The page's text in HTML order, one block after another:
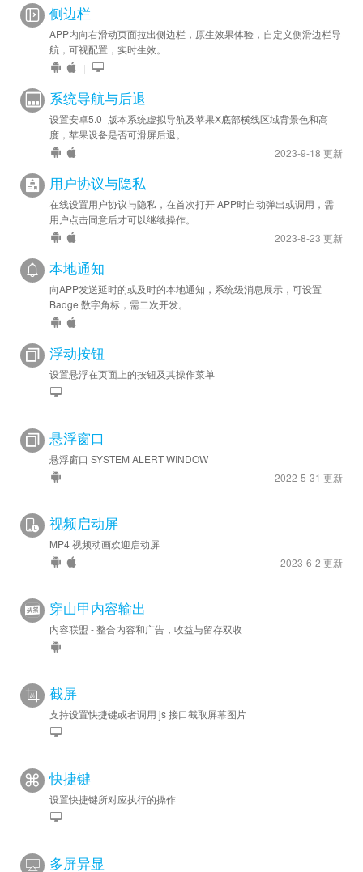
侧边栏
APP内向右滑动页面拉出侧边栏，原生效果体验，自定义侧滑边栏导
航，可视配置，实时生效。
|
系统导航与后退
设置安卓5.0+版本系统虚拟导航及苹果X底部横线区域背景色和高
度，苹果设备是否可滑屏后退。
2023-9-18 更新
用户协议与隐私
在线设置用户协议与隐私，在首次打开 APP时自动弹出或调用，需
用户点击同意后才可以继续操作。
2023-8-23 更新
本地通知
向APP发送延时的或及时的本地通知，系统级消息展示，可设置
Badge 数字角标，需二次开发。
浮动按钮
设置悬浮在页面上的按钮及其操作菜单
悬浮窗口
悬浮窗口 SYSTEM ALERT WINDOW
2022-5-31 更新
视频启动屏
MP4 视频动画欢迎启动屏
2023-6-2 更新
穿山甲内容输出
内容联盟 - 整合内容和广告，收益与留存双收
截屏
支持设置快捷键或者调用 js 接口截取屏幕图片
快捷键
设置快捷键所对应执行的操作
多屏异显